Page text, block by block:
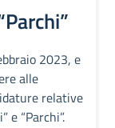
2023, e
alle
relative
e “Parchi”.